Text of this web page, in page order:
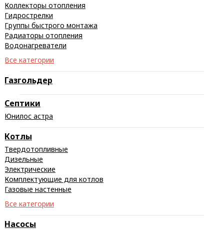
Коллекторы отопления
Гидрострелки
Группы быстрого монтажа
Радиаторы отопления
Водонагреватели
Все категории
Газгольдер
Септики
Юнилос астра
Котлы
Твердотопливные
Дизельные
Электрические
Комплектующие для котлов
Газовые настенные
Все категории
Насосы